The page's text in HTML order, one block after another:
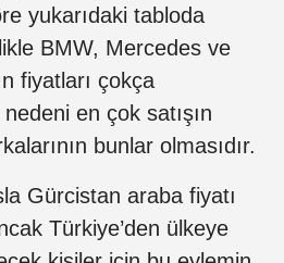
yukarıdaki tabloda
BMW, Mercedes ve
fiyatları çokça
en çok satışın
bunlar olmasıdır.
Gürcistan araba fiyatı
Türkiye’den ülkeye